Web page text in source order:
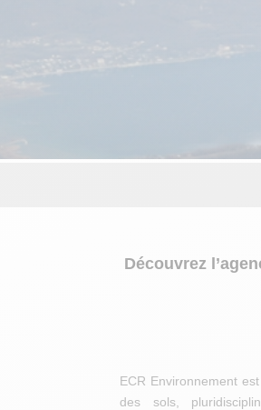
Découvrez
ECR Environnement
des sols,